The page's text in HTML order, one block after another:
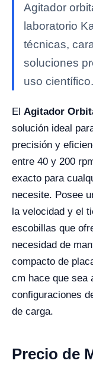
Agitador
laboratorio
técnicas,
soluciones
uso científico.
El Agitador
solución ideal
precisión y
entre 40 y 200
exacto para
necesite. Posee
la velocidad y el
escobillas que
necesidad de
compacto de
cm hace que sea
configuraciones
de carga.
Precio de